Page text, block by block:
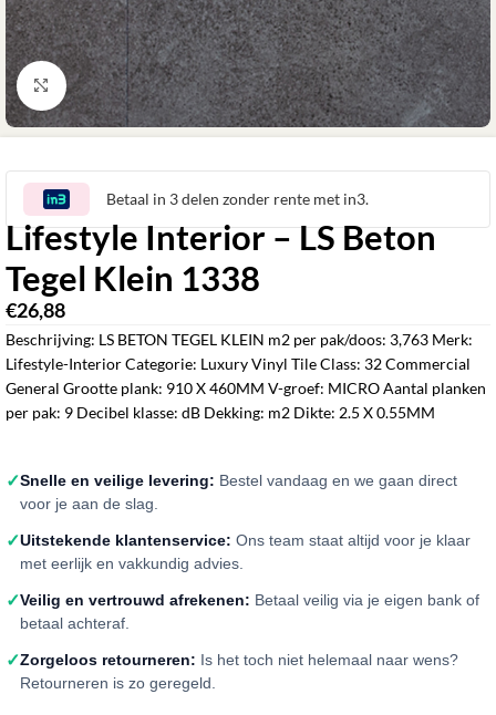
Klik om te vergroten
Betaal in 3 delen zonder rente met in3.
Lifestyle Interior – LS Beton
Tegel Klein 1338
€26,88
Beschrijving: LS BETON TEGEL KLEIN m2 per pak/doos: 3,763 Merk:
Lifestyle-Interior Categorie: Luxury Vinyl Tile Class: 32 Commercial
General Grootte plank: 910 X 460MM V-groef: MICRO Aantal planken
per pak: 9 Decibel klasse: dB Dekking: m2 Dikte: 2.5 X 0.55MM
✓Snelle en veilige levering: Bestel vandaag en we gaan direct
voor je aan de slag.
✓Uitstekende klantenservice: Ons team staat altijd voor je klaar
met eerlijk en vakkundig advies.
✓Veilig en vertrouwd afrekenen: Betaal veilig via je eigen bank of
betaal achteraf.
✓Zorgeloos retourneren: Is het toch niet helemaal naar wens?
Retourneren is zo geregeld.